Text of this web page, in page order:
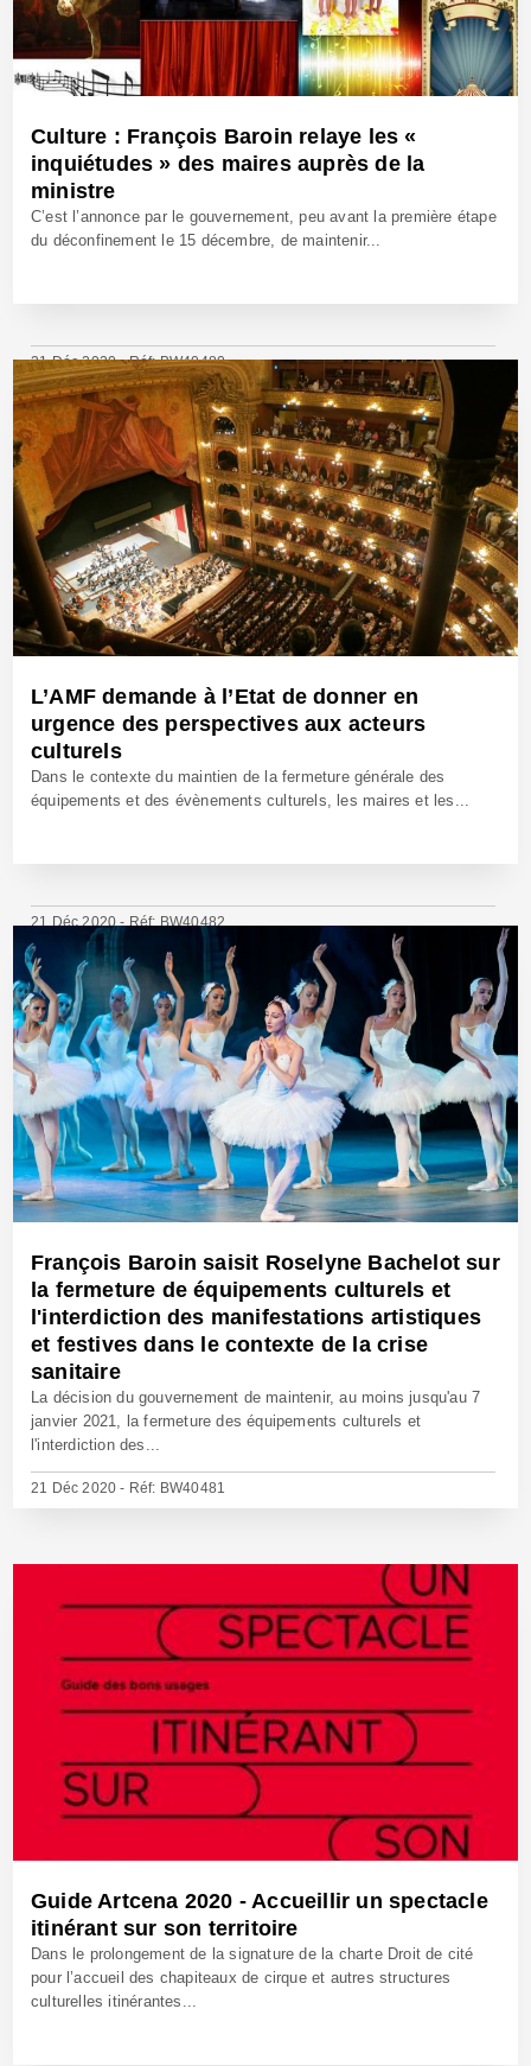
Culture : François Baroin relaye les «
inquiétudes » des maires auprès de la
ministre
C’est l’annonce par le gouvernement, peu avant la première étape
du déconfinement le 15 décembre, de maintenir...
21 Déc 2020 - Réf: BW40480
L’AMF demande à l’Etat de donner en
urgence des perspectives aux acteurs
culturels
Dans le contexte du maintien de la fermeture générale des
équipements et des évènements culturels, les maires et les...
21 Déc 2020 - Réf: BW40482
François Baroin saisit Roselyne Bachelot sur
la fermeture de équipements culturels et
l'interdiction des manifestations artistiques
et festives dans le contexte de la crise
sanitaire
La décision du gouvernement de maintenir, au moins jusqu'au 7
janvier 2021, la fermeture des équipements culturels et
l'interdiction des...
21 Déc 2020 - Réf: BW40481
Guide Artcena 2020 - Accueillir un spectacle
itinérant sur son territoire
Dans le prolongement de la signature de la charte Droit de cité
pour l’accueil des chapiteaux de cirque et autres structures
culturelles itinérantes...